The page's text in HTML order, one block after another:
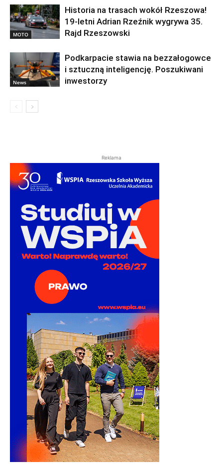
MOTO
Historia na trasach wokół Rzeszowa!
19-letni Adrian Rzeźnik wygrywa 35.
Rajd Rzeszowski
News
Podkarpacie stawia na bezzałogowce
i sztuczną inteligencję. Poszukiwani
inwestorzy
Reklama